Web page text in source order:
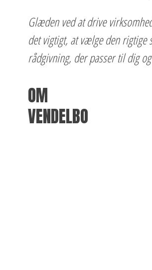
Glæden ved at drive
det vigtigt, at vælge den rigtige
rådgivning, der passer til dig
OM
VENDELBO